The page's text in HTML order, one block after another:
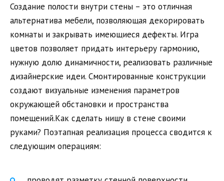
Создание полости внутри стены – это отличная
альтернатива мебели, позволяющая декорировать
комнаты и закрывать имеющиеся дефекты. Игра
цветов позволяет придать интерьеру гармонию,
нужную долю динамичности, реализовать различные
дизайнерские идеи. Смонтированные конструкции
создают визуальные изменения параметров
окружающей обстановки и пространства
помещений.Как сделать нишу в стене своими
руками? Поэтапная реализация процесса сводится к
следующим операциям: